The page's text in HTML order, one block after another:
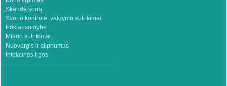
Skauda šoną
Svorio kontrolė, valgymo sutrikimai
Priklausomybė
Miego sutrikimai
Nuovargis ir silpnumas
Infekcinės ligos